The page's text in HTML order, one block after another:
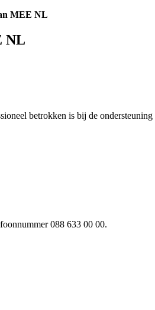
MEE NL
NL
betrokken is bij de
088 633 00 00.